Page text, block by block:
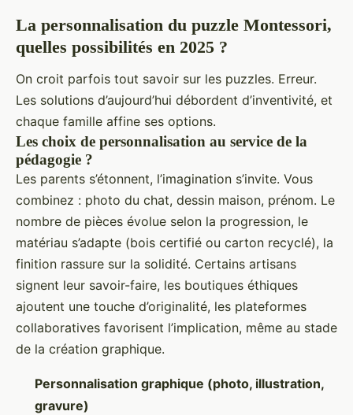
La personnalisation du puzzle Montessori,
quelles possibilités en 2025 ?
On croit parfois tout savoir sur les puzzles. Erreur.
Les solutions d’aujourd’hui débordent d’inventivité, et
chaque famille affine ses options.
Les choix de personnalisation au service de la
pédagogie ?
Les parents s’étonnent, l’imagination s’invite. Vous
combinez : photo du chat, dessin maison, prénom. Le
nombre de pièces évolue selon la progression, le
matériau s’adapte (bois certifié ou carton recyclé), la
finition rassure sur la solidité. Certains artisans
signent leur savoir-faire, les boutiques éthiques
ajoutent une touche d’originalité, les plateformes
collaboratives favorisent l’implication, même au stade
de la création graphique.
Personnalisation graphique (photo, illustration,
gravure)